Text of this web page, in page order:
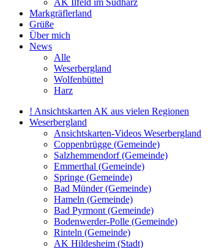
AK Ilfeld im Südharz
Markgräflerland
Grüße
Über mich
News
Alle
Weserbergland
Wolfenbüttel
Harz
! Ansichtskarten AK aus vielen Regionen
Weserbergland
Ansichtskarten-Videos Weserbergland
Coppenbrügge (Gemeinde)
Salzhemmendorf (Gemeinde)
Emmerthal (Gemeinde)
Springe (Gemeinde)
Bad Münder (Gemeinde)
Hameln (Gemeinde)
Bad Pyrmont (Gemeinde)
Bodenwerder-Polle (Gemeinde)
Rinteln (Gemeinde)
AK Hildesheim (Stadt)